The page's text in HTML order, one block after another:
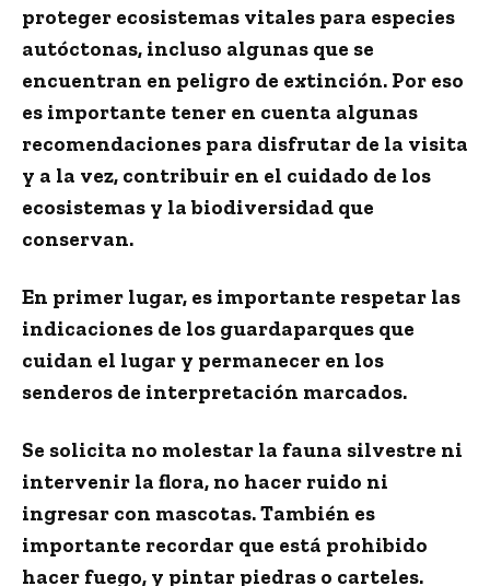
proteger ecosistemas vitales para especies
autóctonas, incluso algunas que se
encuentran en peligro de extinción. Por eso
es importante tener en cuenta algunas
recomendaciones para disfrutar de la visita
y a la vez, contribuir en el cuidado de los
ecosistemas y la biodiversidad que
conservan.
En primer lugar, es importante respetar las
indicaciones de los guardaparques que
cuidan el lugar y permanecer en los
senderos de interpretación marcados.
Se solicita no molestar la fauna silvestre ni
intervenir la flora, no hacer ruido ni
ingresar con mascotas. También es
importante recordar que está prohibido
hacer fuego, y pintar piedras o carteles.